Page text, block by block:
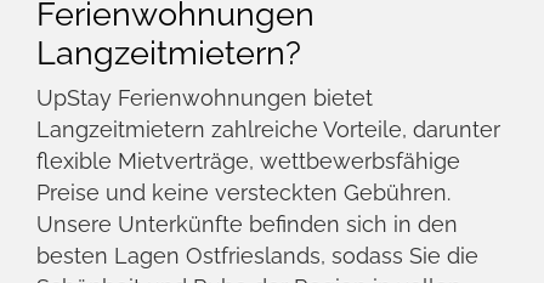
Bei UpStay Ferienwohnungen verstehen wir,
dass jeder Langzeitmieter individuelle
Bedürfnisse hat. Deshalb bieten wir eine
Vielzahl von Unterkunftstypen an, von
gemütlichen Einzimmerwohnungen bis hin
zu geräumigen Ferienhäusern. Unsere
Unterkünfte sind voll möbliert und mit allem
ausgestattet, was Sie für einen komfortablen
Aufenthalt benötigen, einschließlich WLAN,